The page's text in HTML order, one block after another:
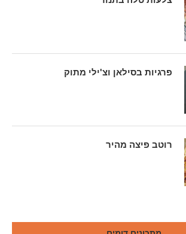
פרגיות בסילאן וצ'ילי מתוק
רוטב פיצה מהיר